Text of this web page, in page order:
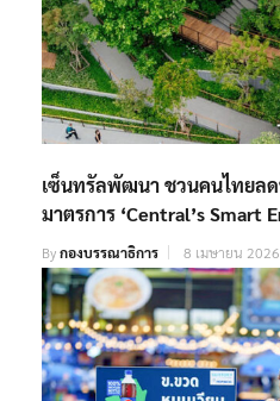
เซ็นทรัลพัฒนา ชวนคนไทยล
มาตรการ ‘Central’s Smart
Byกองบรรณาธิการ 8 เมษายน 2026